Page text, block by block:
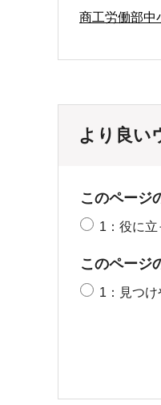
商工労働部中
より良い
このページ
1：役に立
このページ
1：見つけ